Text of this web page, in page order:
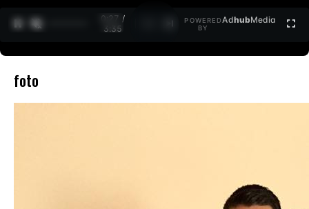
0:27 /
3:35
POWERED
BY
AdhubMedia
foto